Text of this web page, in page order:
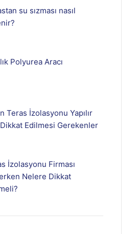
su sızması nasıl
Polyurea Aracı
Teras İzolasyonu Yapılır
Dikkat Edilmesi Gerekenler
İzolasyonu Firması
Nelere Dikkat